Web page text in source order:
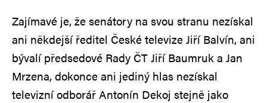
Zajímavé je, že senátory na svou stranu nezískal
ani někdejší ředitel České televize Jiří Balvín, ani
bývalí předsedové Rady ČT Jiří Baumruk a Jan
Mrzena, dokonce ani jediný hlas nezískal
televizní odborář Antonín Dekoj stejně jako